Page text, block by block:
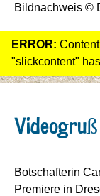
Bildnachweis ©
ERROR:
"slickcontent"
Botschafterin
Premiere in